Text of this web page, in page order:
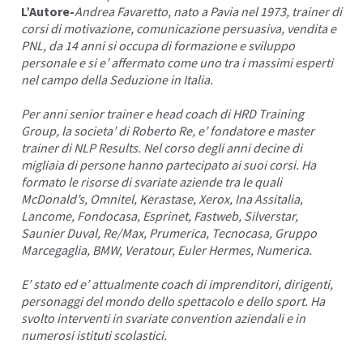
L’Autore-Andrea Favaretto, nato a Pavia nel 1973, trainer di
corsi di motivazione, comunicazione persuasiva, vendita e
PNL, da 14 anni si occupa di formazione e sviluppo
personale e si e’ affermato come uno tra i massimi esperti
nel campo della Seduzione in Italia.
Per anni senior trainer e head coach di HRD Training
Group, la societa’ di Roberto Re, e’ fondatore e master
trainer di NLP Results. Nel corso degli anni decine di
migliaia di persone hanno partecipato ai suoi corsi. Ha
formato le risorse di svariate aziende tra le quali
McDonald’s, Omnitel, Kerastase, Xerox, Ina Assitalia,
Lancome, Fondocasa, Esprinet, Fastweb, Silverstar,
Saunier Duval, Re/Max, Prumerica, Tecnocasa, Gruppo
Marcegaglia, BMW, Veratour, Euler Hermes, Numerica.
E’ stato ed e’ attualmente coach di imprenditori, dirigenti,
personaggi del mondo dello spettacolo e dello sport. Ha
svolto interventi in svariate convention aziendali e in
numerosi istituti scolastici.